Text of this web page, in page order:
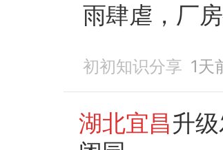
雨肆虐，厂
初初知识分享 1天
湖北宜昌升